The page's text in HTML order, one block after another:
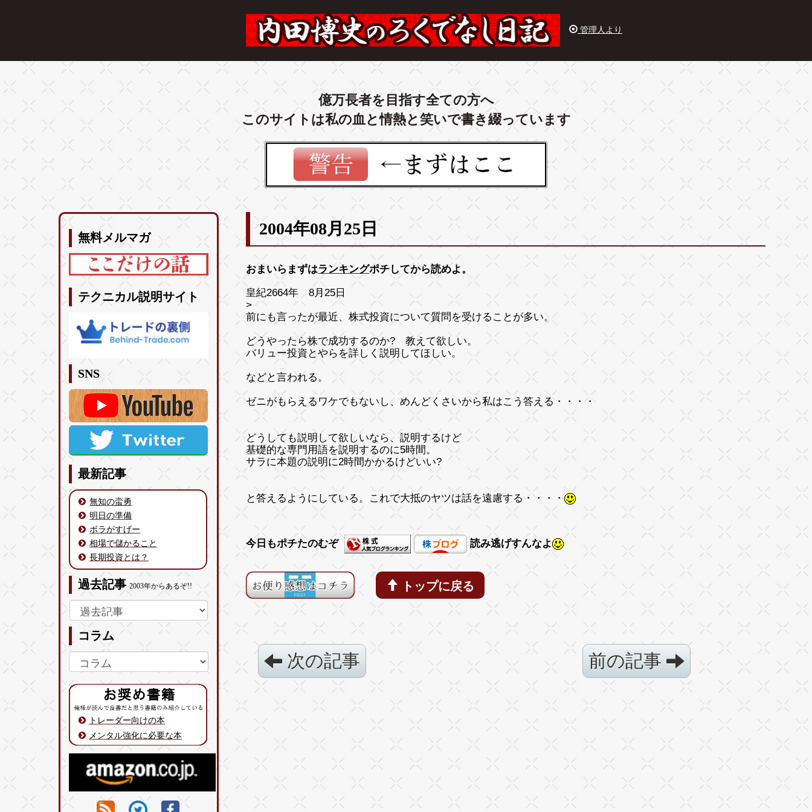
管理人より
億万長者を目指す全ての方へ
このサイトは私の血と情熱と笑いで書き綴っています
無料メルマガ
テクニカル説明サイト
SNS
最新記事
無知の蛮勇
明日の準備
ボラがすげー
相場で儲かること
長期投資とは？
過去記事2003年からあるぞ!!
コラム
トレーダー向けの本
メンタル強化に必要な本
2004年08月25日
おまいらまずはランキングポチしてから読めよ。
皇紀2664年 8月25日
>
前にも言ったが最近、株式投資について質問を受けることが多い。
どうやったら株で成功するのか? 教えて欲しい。
バリュー投資とやらを詳しく説明してほしい。
などと言われる。
ゼニがもらえるワケでもないし、めんどくさいから私はこう答える・・・・
どうしても説明して欲しいなら、説明するけど
基礎的な専門用語を説明するのに5時間。
サラに本題の説明に2時間かかるけどいい?
と答えるようにしている。これで大抵のヤツは話を遠慮する・・・・
今日もポチたのむぞ 読み逃げすんなよ
トップに戻る
次の記事 前の記事